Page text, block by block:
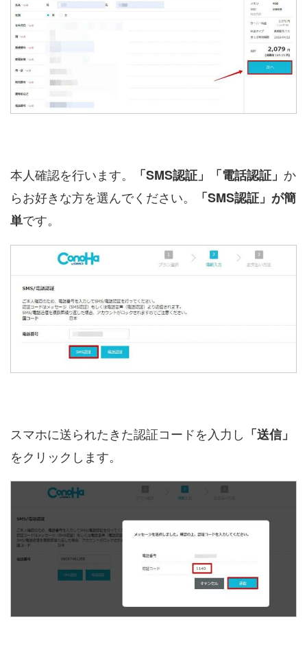
本人確認を行います。 「SMS認証」「電話認証」 か
らお好きな方を選んでください。
「SMS認証」が簡
単です。
スマホに送られたきた認証コードを入力し 「送信」
をクリックします。